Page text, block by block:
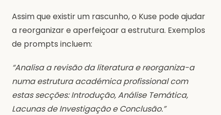
Assim que existir um rascunho, o Kuse pode ajudar
a reorganizar e aperfeiçoar a estrutura. Exemplos
de prompts incluem:
“Analisa a revisão da literatura e reorganiza-a
numa estrutura académica profissional com
estas secções: Introdução, Análise Temática,
Lacunas de Investigação e Conclusão.”